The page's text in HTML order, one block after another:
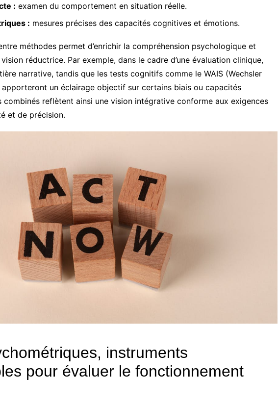
: examen du comportement en situation réelle.
: mesures précises des capacités cognitives et émotions.
méthodes permet d’enrichir la compréhension psychologique et
vision réductrice. Par exemple, dans le cadre d’une évaluation clinique,
narrative, tandis que les tests cognitifs comme le WAIS (Wechsler
un éclairage objectif sur certains biais ou capacités
combinés reflètent ainsi une vision intégrative conforme aux exigences
et de précision.
instruments
pour évaluer le fonctionnement